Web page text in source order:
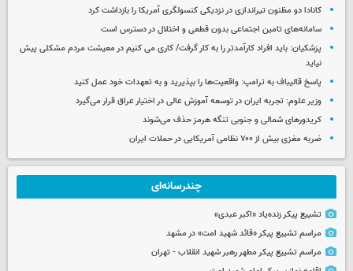
کانادا دو مظنون تیراندازی در نزدیکی کنسولگری آمریکا را بازداشت کرد
سامانه‌های تامین اجتماعی بدون قطعی و اختلال در دسترس است
پزشکیان: باید افراد کارآمدتر را به کار گرفت/ کاری می کنیم در معیشت مردم مشکلی پیش
نیاید
پاسخ قالیباف به ترامپ: واقعیت‌ها را بپذیرید و به تعهدات خود عمل کنید
وزیر علوم: تجربه ایران در توسعه آموزش عالی در اختیار عراق قرار می‌گیرد
کریدورهای شمالی و جنوبی تنگه هرمز حذف می‌شوند
ضربه مغزی بیش از ۷۰۰ نظامی آمریکایی در حملات ایران
چندرسانه‌ای
تشییع پیکر زنده‌یاد «اکبر عبدی»
مراسم تشییع پیکر «قائد شهید امت» در مشهد
مراسم تشییع پیکر مطهر رهبر شهید انقلاب - تهران